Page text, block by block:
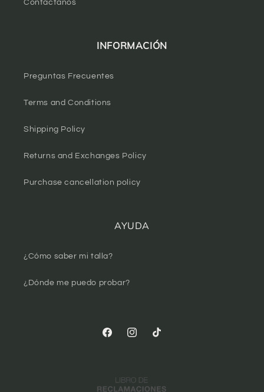
Contáctanos
INFORMACIÓN
Preguntas Frecuentes
Terms and Conditions
Shipping Policy
Returns and Exchanges Policy
Purchase cancellation policy
AYUDA
¿Cómo saber mi talla?
¿Dónde me puedo probar?
FacebookInstagramTikTok